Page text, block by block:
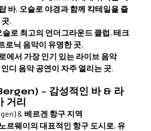
바, 오슬로 야경과 함께 칵테일을 즐
.
슬로 최고의 언더그라운드 클럽, 테크
로닉 음악이 유명한 곳.
에서 가장 인기 있는 라이브 음악
디 음악 공연이 자주 열리는 곳.
- 감성적인 바 & 라
거리
& 베르겐 항구 지역
르웨이의 대표적인 항구 도시로, 유